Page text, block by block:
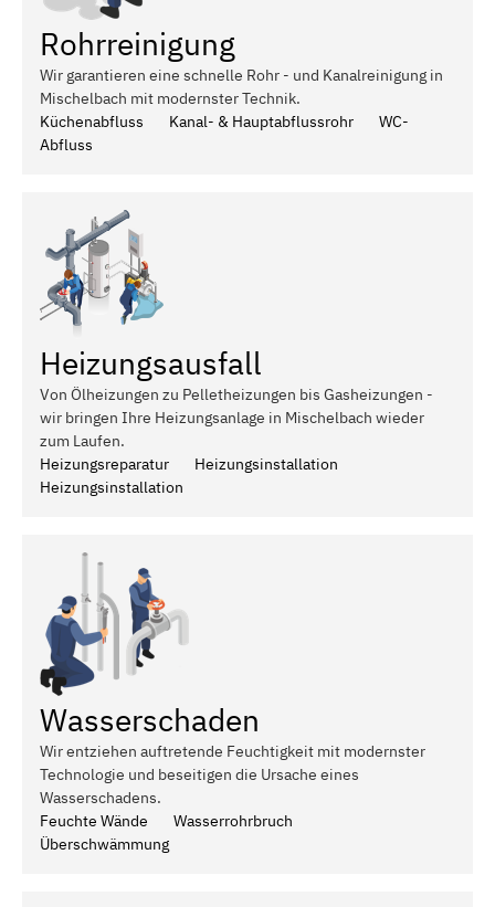
Rohrreinigung
Wir garantieren eine schnelle Rohr - und Kanalreinigung in
Mischelbach mit modernster Technik.
Küchenabfluss
Kanal- & Hauptabflussrohr
WC-
Abfluss
Heizungsausfall
Von Ölheizungen zu Pelletheizungen bis Gasheizungen -
wir bringen Ihre Heizungsanlage in Mischelbach wieder
zum Laufen.
Heizungsreparatur
Heizungsinstallation
Heizungsinstallation
Wasserschaden
Wir entziehen auftretende Feuchtigkeit mit modernster
Technologie und beseitigen die Ursache eines
Wasserschadens.
Feuchte Wände
Wasserrohrbruch
Überschwämmung